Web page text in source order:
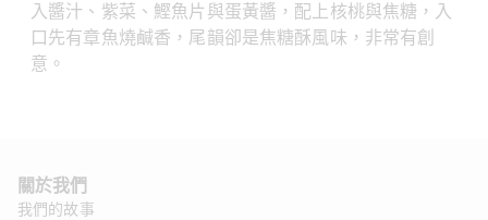
入醬汁、紫菜、鰹魚片與蛋黃醬，配上核桃與焦糖，入
口先有章魚燒鹹香，尾韻卻是焦糖酥風味，非常有創
意。
關於我們
我們的故事